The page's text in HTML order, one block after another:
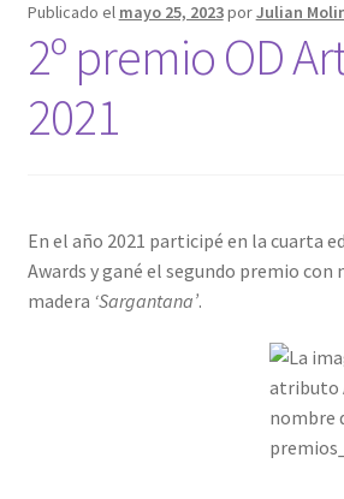
Publicado el mayo 25, 2023porJulian
2º premio OD
2021
En el año 2021 participé en la cuarta
Awards y gané el segundo premio con
madera ‘Sargantana’.